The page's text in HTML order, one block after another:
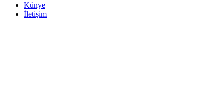
Künye
İletişim